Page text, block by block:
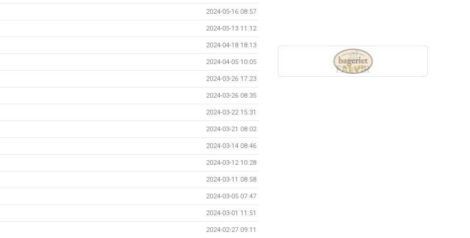
2024-05-16 08:57
2024-05-13 11:12
2024-04-18 18:13
2024-04-05 10:05
2024-03-26 17:23
2024-03-26 08:35
2024-03-22 15:31
2024-03-21 08:02
2024-03-14 08:46
2024-03-12 10:28
2024-03-11 08:58
2024-03-05 07:47
2024-03-01 11:51
2024-02-27 09:11